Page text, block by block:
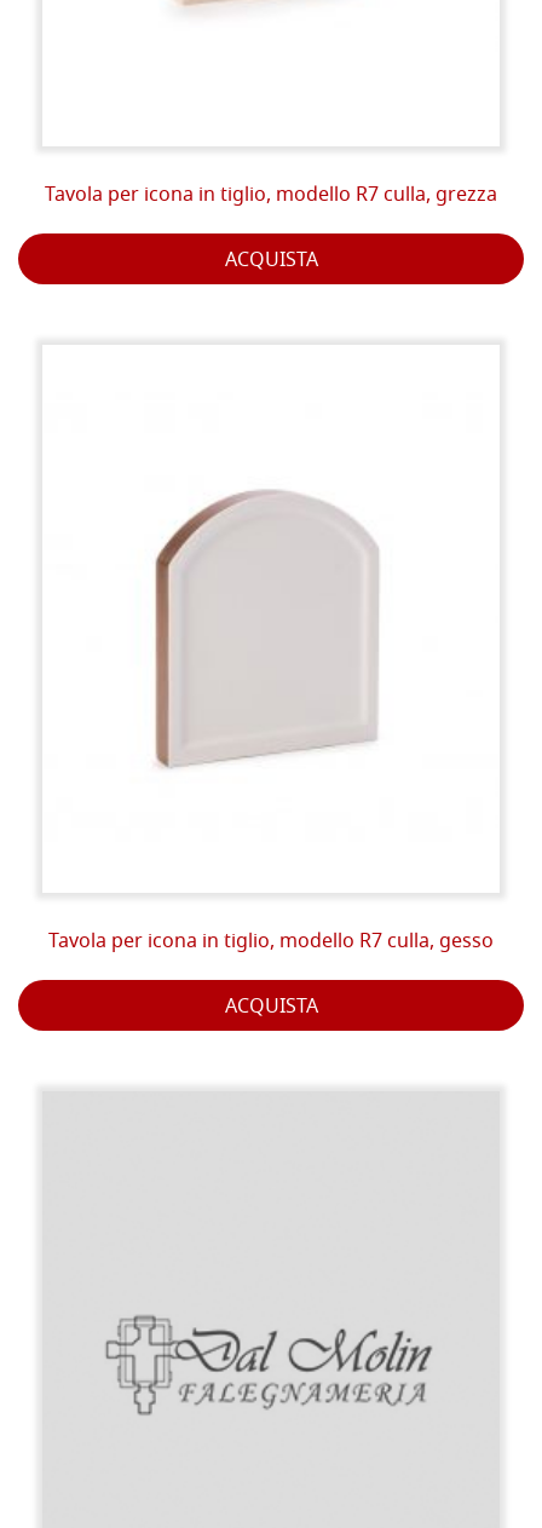
Tavola per icona in tiglio, modello R7 culla, grezza
ACQUISTA
Tavola per icona in tiglio, modello R7 culla, gesso
ACQUISTA